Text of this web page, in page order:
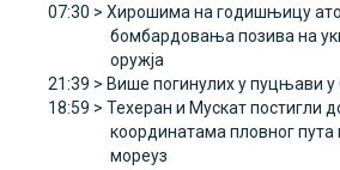
07:30 > Хирошима на годишњицу
бомбардовања позива на
оружја
21:39 > Више погинулих у пуцњави у
18:59 > Техеран и Мускат постигли
координатама пловног пута
мореуз